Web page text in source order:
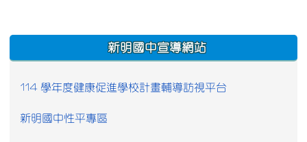
:::
新明國中宣導網站
114 學年度健康促進學校計畫輔導訪視平台
新明國中性平專區